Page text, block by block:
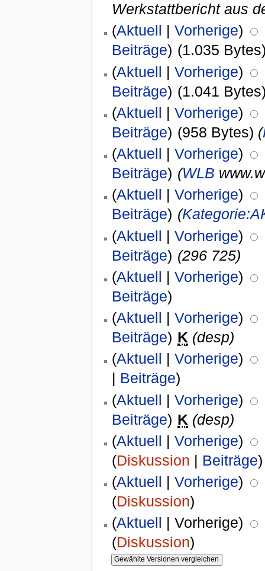
Werkstattbericht aus
(Aktuell | Vorherige)
Beiträge) (1.035
(Aktuell | Vorherige)
Beiträge) (1.041
(Aktuell | Vorherige)
Beiträge) (958 Bytes) (
(Aktuell | Vorherige)
Beiträge) (WLB
(Aktuell | Vorherige)
Beiträge) (
(Aktuell | Vorherige)
Beiträge) (296 725)
(Aktuell | Vorherige)
Beiträge)
(Aktuell | Vorherige)
Beiträge) K (desp)
(Aktuell | Vorherige)
| Beiträge)
(Aktuell | Vorherige)
Beiträge) K (desp)
(Aktuell | Vorherige)
(Diskussion | Beiträge)
(Aktuell | Vorherige)
(Diskussion)
(Aktuell | Vorherige)
(Diskussion)